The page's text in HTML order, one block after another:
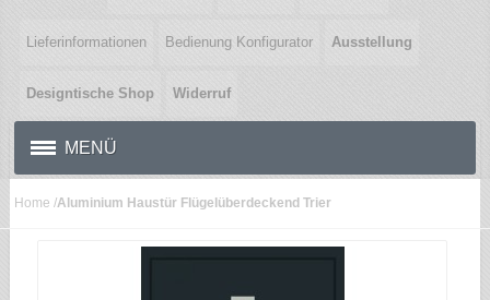
Lieferinformationen Bedienung Konfigurator Ausstellung
Designtische Shop Widerruf
MENÜ
Home /Aluminium Haustür Flügelüberdeckend Trier